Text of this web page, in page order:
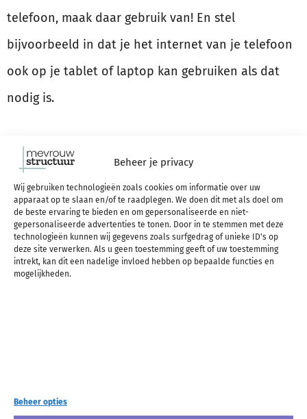
Beheer je privacy
Wij gebruiken technologieën zoals cookies om informatie over uw
apparaat op te slaan en/of te raadplegen. We doen dit met als doel om
de beste ervaring te bieden en om gepersonaliseerde en niet-
gepersonaliseerde advertenties te tonen. Door in te stemmen met deze
technologieën kunnen wij gegevens zoals surfgedrag of unieke ID's op
deze site verwerken. Als u geen toestemming geeft of uw toestemming
intrekt, kan dit een nadelige invloed hebben op bepaalde functies en
mogelijkheden.
Beheer opties
telefoon, maak daar gebruik van! En stel
bijvoorbeeld in dat je het internet van je telefoon
ook op je tablet of laptop kan gebruiken als dat
nodig is.
Maak back-ups
Er kan zo makkelijk iets met je laptop gebeuren.
Diefstal, schade, een crash… Het is gewoon zonde
als je niet af en toe een backup van je bestanden
kwijtraken.